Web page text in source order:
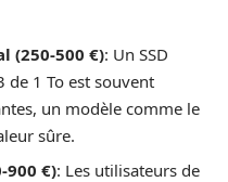
(250-500 €): Un SSD
de 1 To est souvent
un modèle comme le
sûre.
900 €): Les utilisateurs de